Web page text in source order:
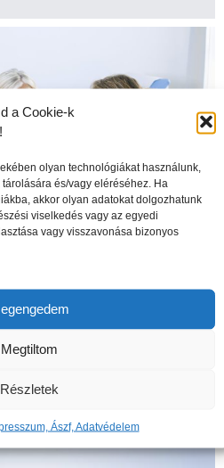
a Cookie-k
olyan technológiákat használunk,
és/vagy eléréséhez. Ha
akkor olyan adatokat dolgozhatunk
viselkedés vagy az egyedi
vagy visszavonása bizonyos
Megtiltom
Részletek
Ászf, Adatvédelem
veszélyei